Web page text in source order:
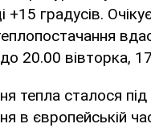
+15 градусів.
20.00 вівторка, 17
тепла сталося під
в європейській